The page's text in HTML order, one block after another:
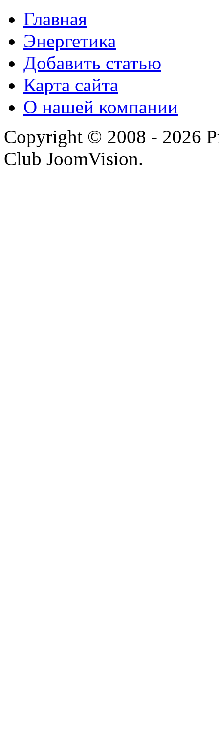
Главная
Энергетика
Добавить статью
Карта сайта
О нашей компании
Copyright © 2008 - 2026
Club JoomVision.